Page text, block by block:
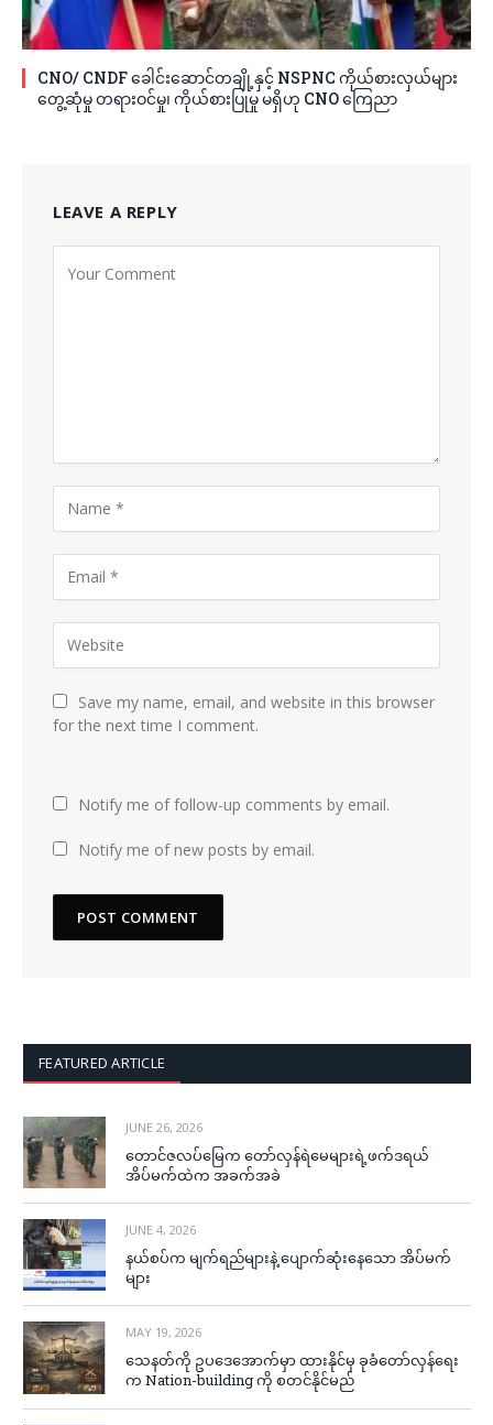
CNO/ CNDF ခေါင်းဆောင်တချို့နှင့် NSPNC ကိုယ်စားလှယ်များ
တွေ့ဆုံမှု တရားဝင်မှု၊ ကိုယ်စားပြုမှု မရှိဟု CNO ကြေညာ
LEAVE A REPLY
Save my name, email, and website in this browser
for the next time I comment.
Notify me of follow-up comments by email.
Notify me of new posts by email.
FEATURED ARTICLE
JUNE 26, 2026
တောင်ဇလပ်မြေက တော်လှန်ရဲမေများရဲ့ဖက်ဒရယ်
အိပ်မက်ထဲက အခက်အခဲ
JUNE 4, 2026
နယ်စပ်က မျက်ရည်များနဲ့ ပျောက်ဆုံးနေသော အိပ်မက်
များ
MAY 19, 2026
သေနတ်ကို ဥပဒေအောက်မှာ ထားနိုင်မှ ခုခံတော်လှန်ရေး
က Nation-building ကို စတင်နိုင်မည်